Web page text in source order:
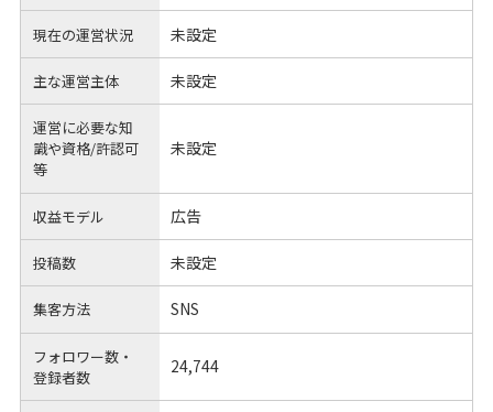
現在の運営状況 未設定
主な運営主体 未設定
運営に必要な知
識や資格/許認可
等
未設定
収益モデル 広告
投稿数 未設定
集客方法 SNS
フォロワー数・
登録者数
24,744